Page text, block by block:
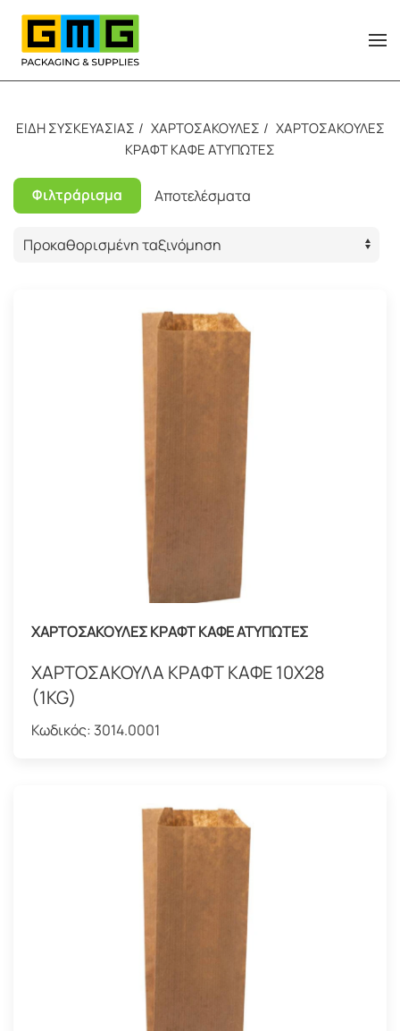
Skip to main content
ΕΙΔΗ ΣΥΣΚΕΥΑΣΙΑΣ ΧΑΡΤΟΣΑΚΟΥΛΕΣ
ΧΑΡΤΟΣΑΚΟΥΛΕΣ
ΚΡΑΦΤ ΚΑΦΕ ΑΤΥΠΩΤΕΣ
Φιλτράρισμα Αποτελέσματα
ΧΑΡΤΟΣΑΚΟΥΛΕΣ ΚΡΑΦΤ ΚΑΦΕ ΑΤΥΠΩΤΕΣ
ΧΑΡΤΟΣΑΚΟΥΛΑ ΚΡΑΦΤ ΚΑΦΕ 10Χ28
(1KG)
Κωδικός: 3014.0001